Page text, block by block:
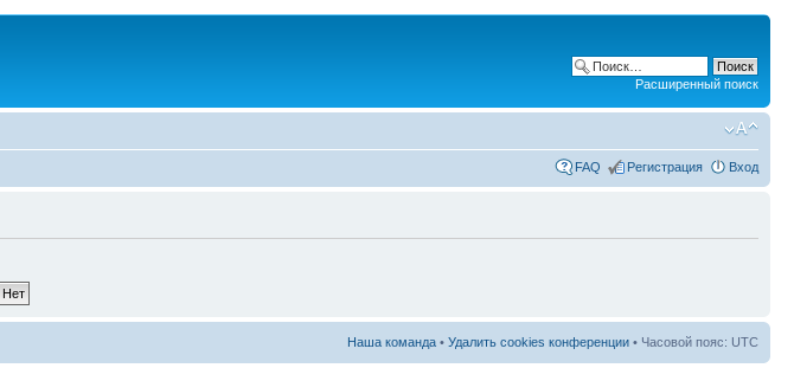
Расширенный поиск
FAQ Регистрация Вход
Наша команда • Удалить cookies конференции • Часовой пояс: UTC